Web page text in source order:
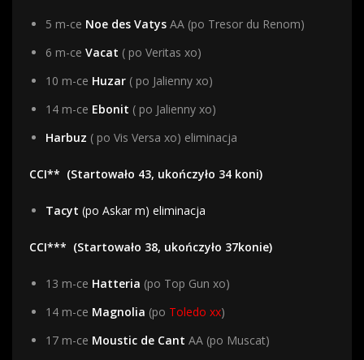
5 m-ce Noe des Vatys AA (po Tresor du Renom)
6 m-ce Vacat ( po Veritas xo)
10 m-ce Huzar ( po Jalienny xo)
14 m-ce Ebonit ( po Jalienny xo)
Harbuz ( po Vis Versa xo) eliminacja
CCI** (Startowało 43, ukończyło 34 koni)
Tacyt (po Askar m) eliminacja
CCI*** (Startowało 38, ukończyło 37konie)
13 m-ce Hatteria (po Top Gun xo)
14 m-ce Magnolia (po Toledo xx)
17 m-ce Moustic de Cant AA (po Muscat)